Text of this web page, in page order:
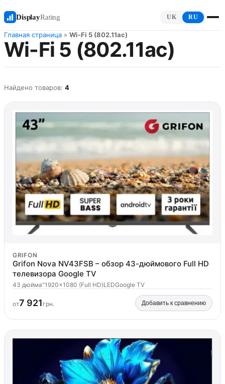
DisplayRating UK RU
Главная страница » Wi-Fi 5 (802.11ac)
Wi-Fi 5 (802.11ac)
Найдено товаров: 4
GRIFON
Grifon Nova NV43FSB – обзор 43-дюймового Full HD
телевизора Google TV
43 дюйма"1920x1080 (Full HD)LEDGoogle TV
от7 921 грн. Добавить к сравнению